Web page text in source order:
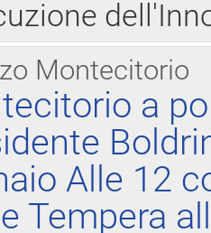
Montecitorio
a
Alle 12
Tempera